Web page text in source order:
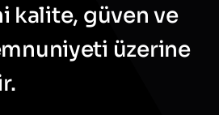
kalite, güven ve
üzerine